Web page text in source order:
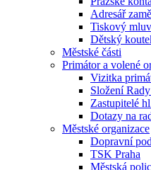
Adresář
Tiskový
Dětský
Městské části
Primátor a volené
Vizitka
Složení
Zastupitelé
Dotazy na
Městské organizace
Dopravní
TSK Praha
Městská